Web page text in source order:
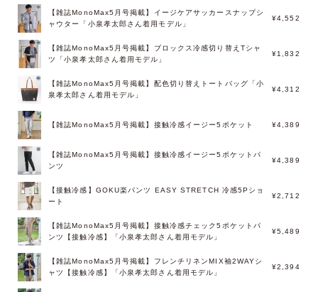
【雑誌MonoMax5月号掲載】イージケアサッカースナップシ
ャウター「小泉孝太郎さん着用モデル」
¥4,552
【雑誌MonoMax5月号掲載】ブロックス冷感切り替えTシャ
ツ「小泉孝太郎さん着用モデル」
¥1,832
【雑誌MonoMax5月号掲載】配色切り替えトートバッグ「小
泉孝太郎さん着用モデル」
¥4,312
【雑誌MonoMax5月号掲載】接触冷感イージー5ポケット ¥4,389
【雑誌MonoMax5月号掲載】接触冷感イージー5ポケットパ
ンツ
¥4,389
【接触冷感】GOKU楽パンツ EASY STRETCH 冷感5Pショ
ート
¥2,712
【雑誌MonoMax5月号掲載】接触冷感チェック5ポケットパ
ンツ【接触冷感】「小泉孝太郎さん着用モデル」
¥5,489
【雑誌MonoMax5月号掲載】フレンチリネンMIX袖2WAYシ
ャツ【接触冷感】「小泉孝太郎さん着用モデル」
¥2,394